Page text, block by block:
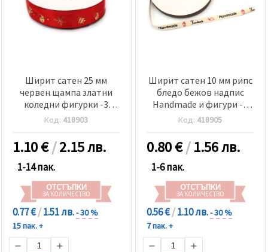
Ширит сатен 25 мм
червен щампа златни
коледни фигурки -3
метра
Код: 418903
1.10€/2.15 лв.
1-14 пак.
ОТСТЪПКИ
ЗА КОЛИЧЕСТВО
0.77 €/1.51 лв.- 30 %
15 пак. +
Ширит сатен 10 мм рипс
бледо бежов надпис
Handmade и фигури -3
метра
Код: 418905
0.80€/1.56 лв.
1-6 пак.
ОТСТЪПКИ
ЗА КОЛИЧЕСТВО
0.56 €/1.10 лв.- 30 %
7 пак. +